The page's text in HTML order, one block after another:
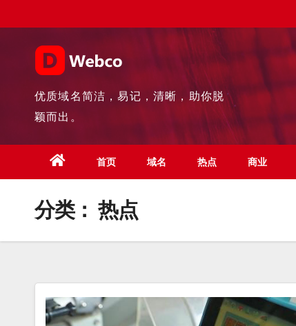
to
优质域名简洁，易记，清晰，助你脱
颖而出。
首页 域名 热点 商业
分类： 热点